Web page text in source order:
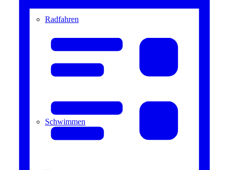
Radfahren
Schwimmen